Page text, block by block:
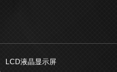
LCD液晶显示屏